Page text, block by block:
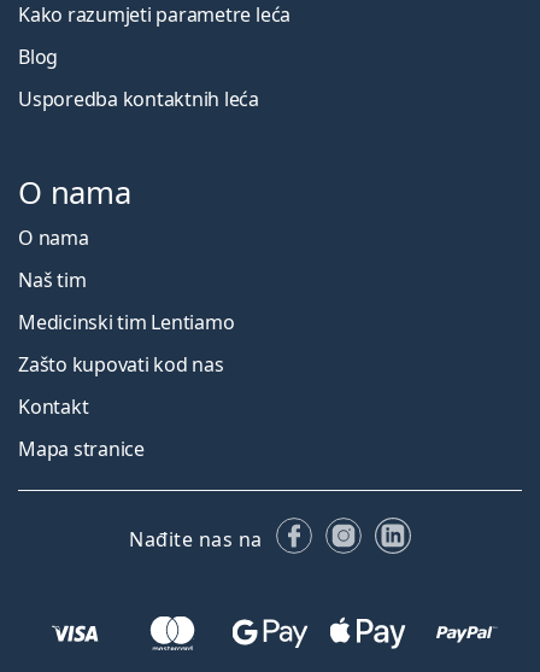
Kako razumjeti parametre leća
Blog
Usporedba kontaktnih leća
O nama
O nama
Naš tim
Medicinski tim Lentiamo
Zašto kupovati kod nas
Kontakt
Mapa stranice
Nađite nas na FacebookuInstagramu
LinkedIn